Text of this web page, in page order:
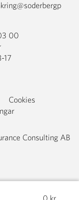
0 kr
00
17
Cookies
Consulting AB